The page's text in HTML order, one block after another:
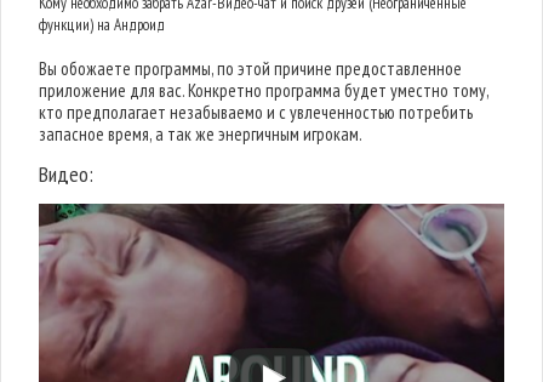
функции) на Андроид
Вы обожаете программы, по этой причине предоставленное
приложение для вас. Конкретно программа будет уместно тому,
кто предполагает незабываемо и с увлеченностью потребить
запасное время, а так же энергичным игрокам.
Видео: